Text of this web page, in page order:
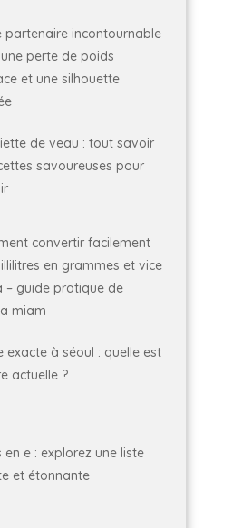
partenaire incontournable
perte de poids
et une silhouette
de veau : tout savoir
savoureuses pour
convertir facilement
en grammes et vice
– guide pratique de
miam
exacte à séoul : quelle est
actuelle ?
en e : explorez une liste
et étonnante